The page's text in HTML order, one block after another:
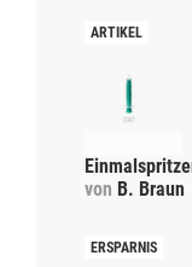
von B. Braun